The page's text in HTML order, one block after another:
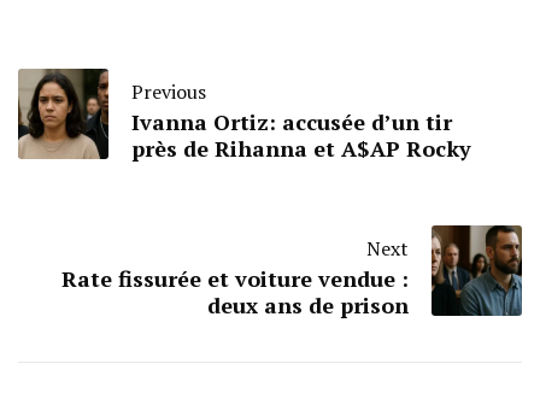
Previous
Ivanna Ortiz: accusée d’un tir
près de Rihanna et A$AP Rocky
Next
Rate fissurée et voiture vendue :
deux ans de prison